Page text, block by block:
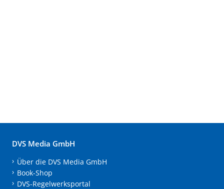
DVS Media GmbH
Über die DVS Media GmbH
Book-Shop
DVS-Regelwerksportal